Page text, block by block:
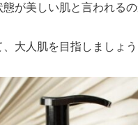
態が美しい肌と言われる
大人肌を目指しましょう